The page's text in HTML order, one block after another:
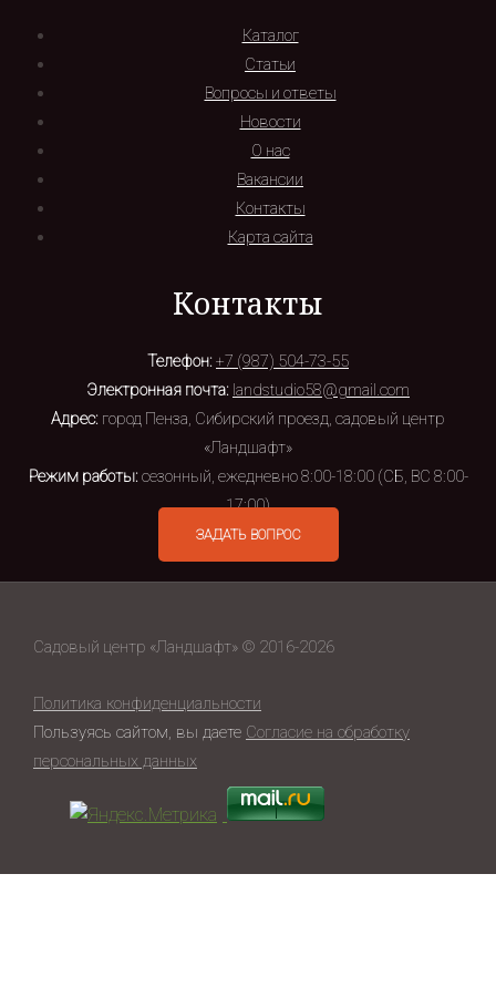
Каталог
Статьи
Вопросы и ответы
Новости
О нас
Вакансии
Контакты
Карта сайта
Контакты
Телефон:+7 (987) 504-73-55
Электронная почта: landstudio58@gmail.com
Адрес: город Пенза, Сибирский проезд, садовый центр
«Ландшафт»
Режим работы:сезонный, ежедневно 8:00-18:00 (СБ, ВС 8:00-
17:00)
ЗАДАТЬ ВОПРОС
Садовый центр «Ландшафт» © 2016-2026
Политика конфиденциальности
Пользуясь сайтом, вы даете Согласие на обработку
персональных данных